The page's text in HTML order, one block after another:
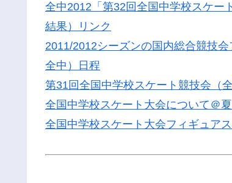
全中2012「第32回全国中学校スケー
結果）リンク
2011/2012シーズンの国内総合競技
全中）日程
第31回全国中学校スケート競技会（
全国中学校スケート大会について＠
全国中学校スケート大会フィギュア